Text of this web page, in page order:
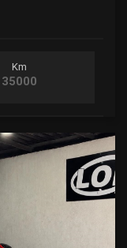
Km
35000